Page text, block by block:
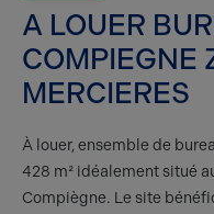
A LOUER
COMPIEGNE
MERCIERES
À louer, ensemble de
428 m² idéalement situé
Compiègne. Le site